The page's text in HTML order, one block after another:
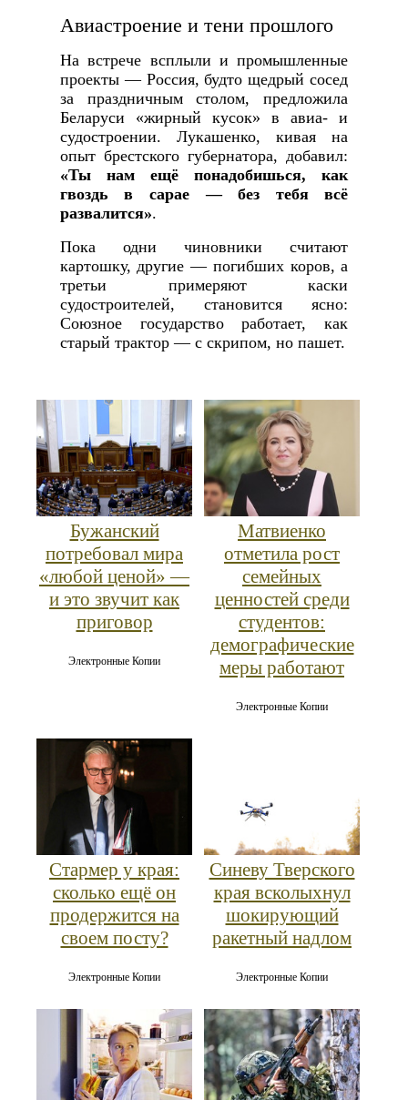
Авиастроение и тени прошлого
На встрече всплыли и промышленные
проекты — Россия, будто щедрый сосед
за праздничным столом, предложила
Беларуси «жирный кусок» в авиа- и
судостроении. Лукашенко, кивая на
опыт брестского губернатора, добавил:
«Ты нам ещё понадобишься, как
гвоздь в сарае — без тебя всё
развалится».
Пока одни чиновники считают
картошку, другие — погибших коров, а
третьи примеряют каски
судостроителей, становится ясно:
Союзное государство работает, как
старый трактор — с скрипом, но пашет.
Бужанский
потребовал мира
«любой ценой» —
и это звучит как
приговор
Электронные Копии
Матвиенко
отметила рост
семейных
ценностей среди
студентов:
демографические
меры работают
Электронные Копии
Стармер у края:
сколько ещё он
продержится на
своем посту?
Электронные Копии
Синеву Тверского
края всколыхнул
шокирующий
ракетный надлом
Электронные Копии